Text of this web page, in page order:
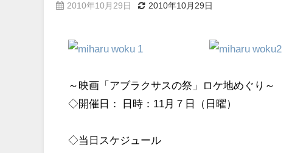
2010年10月29日 2010年10月29日
～映画「アブラクサスの祭」ロケ地めぐり～
◇開催日： 日時：11月７日（日曜）
◇当日スケジュール